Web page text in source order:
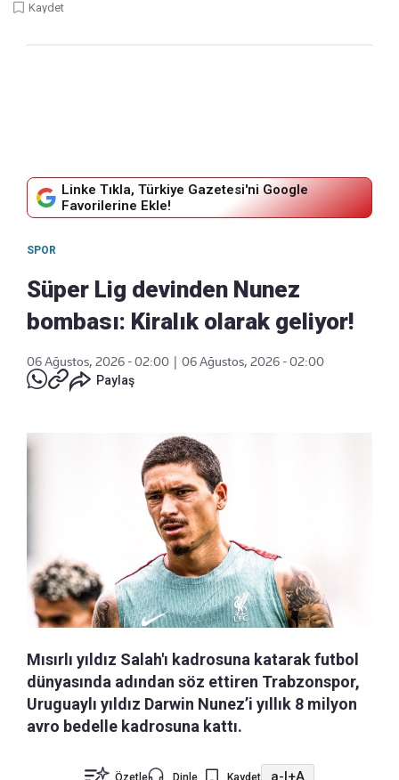
Kaydet
Linke Tıkla, Türkiye Gazetesi'ni Google
Favorilerine Ekle!
SPOR
Süper Lig devinden Nunez
bombası: Kiralık olarak geliyor!
06 Ağustos, 2026 - 02:00
06 Ağustos, 2026 - 02:00
Paylaş
Mısırlı yıldız Salah'ı kadrosuna katarak futbol
dünyasında adından söz ettiren Trabzonspor,
Uruguaylı yıldız Darwin Nunez’i yıllık 8 milyon
avro bedelle kadrosuna kattı.
Özetle Dinle Kaydet a-|+A